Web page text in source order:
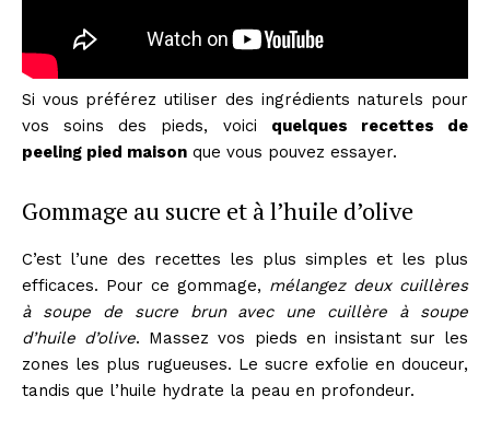
Si vous préférez utiliser des ingrédients naturels pour
vos soins des pieds, voici quelques recettes de
peeling pied maison que vous pouvez essayer.
Gommage au sucre et à l’huile d’olive
C’est l’une des recettes les plus simples et les plus
efficaces. Pour ce gommage, mélangez deux cuillères
à soupe de sucre brun avec une cuillère à soupe
d’huile d’olive. Massez vos pieds en insistant sur les
zones les plus rugueuses. Le sucre exfolie en douceur,
tandis que l’huile hydrate la peau en profondeur.